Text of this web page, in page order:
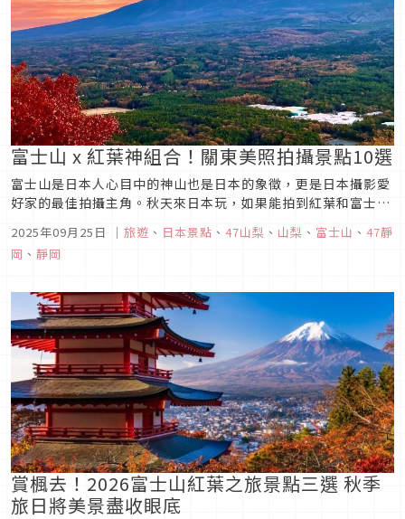
富士山 x 紅葉神組合！關東美照拍攝景點10選
富士山是日本人心目中的神山也是日本的象徵，更是日本攝影愛
好家的最佳拍攝主角。秋天來日本玩，如果能拍到紅葉和富士山
個「富士山x紅葉」神組合拍攝景點，依景點到達難易度分成
初、中、高三個等級，喜愛攝影的旅人請務必收藏起來！
2025年09月25日 ｜ 旅遊 、 日本景點 、 47山梨 、 山梨 、 富士山 、 47靜
岡 、 靜岡
賞楓去！2026富士山紅葉之旅景點三選 秋季
旅日將美景盡收眼底